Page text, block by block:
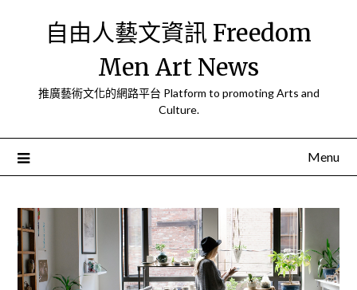
自由人藝文資訊 Freedom
Men Art News
推廣藝術文化的網路平台 Platform to promoting Arts and
Culture.
Menu